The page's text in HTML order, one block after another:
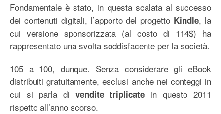
Fondamentale è stato, in questa scalata al successo
dei contenuti digitali, l’apporto del progetto Kindle, la
cui versione sponsorizzata (al costo di 114$) ha
rappresentato una svolta soddisfacente per la società.
105 a 100, dunque. Senza considerare gli eBook
distribuiti gratuitamente, esclusi anche nei conteggi in
cui si parla di vendite triplicate in questo 2011
rispetto all’anno scorso.